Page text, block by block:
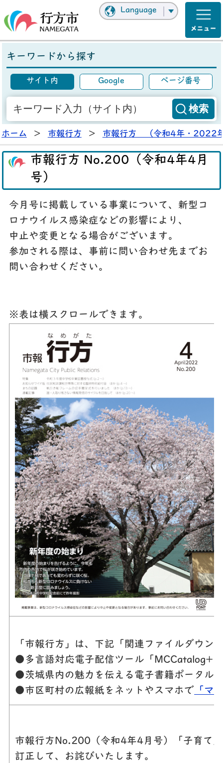
Language
キーワードから探す
サイト内 Google ページ番号
ホーム > 市報行方 > 市報行方 （令和4年・2022
市報行方 No.200（令和4年4月
号）
今月号に掲載している事業について、新型コ
ロナウイルス感染症などの影響により、
中止や変更となる場合がございます。
参加される際は、事前に問い合わせ先までお
問い合わせください。
※表は横スクロールできます。
「市報行方」は、下記「関連ファイルダウ
●多言語対応電子配信ツール「MCCatalog+
●茨城県内の魅力を伝える電子書籍ポータル
●市区町村の広報紙をネットやスマホで
「マ
市報行方No.200（令和4年4月号）「子育て
訂正して、お詫びいたします。